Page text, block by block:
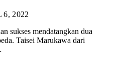
6, 2022
sukses mendatangkan dua
Taisei Marukawa dari